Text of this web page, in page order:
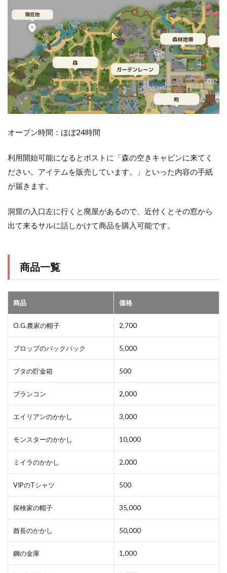
オープン時間：ほぼ24時間
利用開始可能になるとポストに「森の空きキャビンに来てく
ださい。アイテムを販売しています。」といった内容の手紙
が届きます。
洞窟の入口左に行くと廃屋があるので、近付くとその窓から
出て来るサルに話しかけて商品を購入可能です。
商品一覧
商品 価格
O.G.農家の帽子 2,700
プロップのバックパック 5,000
ブタの貯金箱 500
ブランコン 2,000
エイリアンのかかし 3,000
モンスターのかかし 10,000
ミイラのかかし 2,000
VIPのTシャツ 500
探検家の帽子 35,000
酋長のかかし 50,000
鋼の金庫 1,000